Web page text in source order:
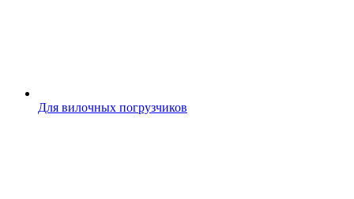
Для вилочных погрузчиков